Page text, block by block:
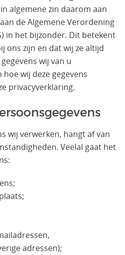
algemene zin daarom aan
de Algemene Verordening
in het bijzonder. Dit betekent
ons zijn en dat wij ze altijd
wij van u
wij deze gegevens
privacyverklaring.
wij verwerken, hangt af van
Veelal gaat het
adressen);